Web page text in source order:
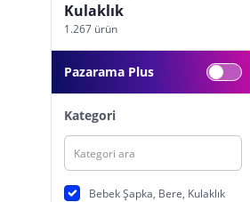
Kulaklık
1.267 ürün
Pazarama Plus
Kategori
Bebek Şapka, Bere, Kulaklık